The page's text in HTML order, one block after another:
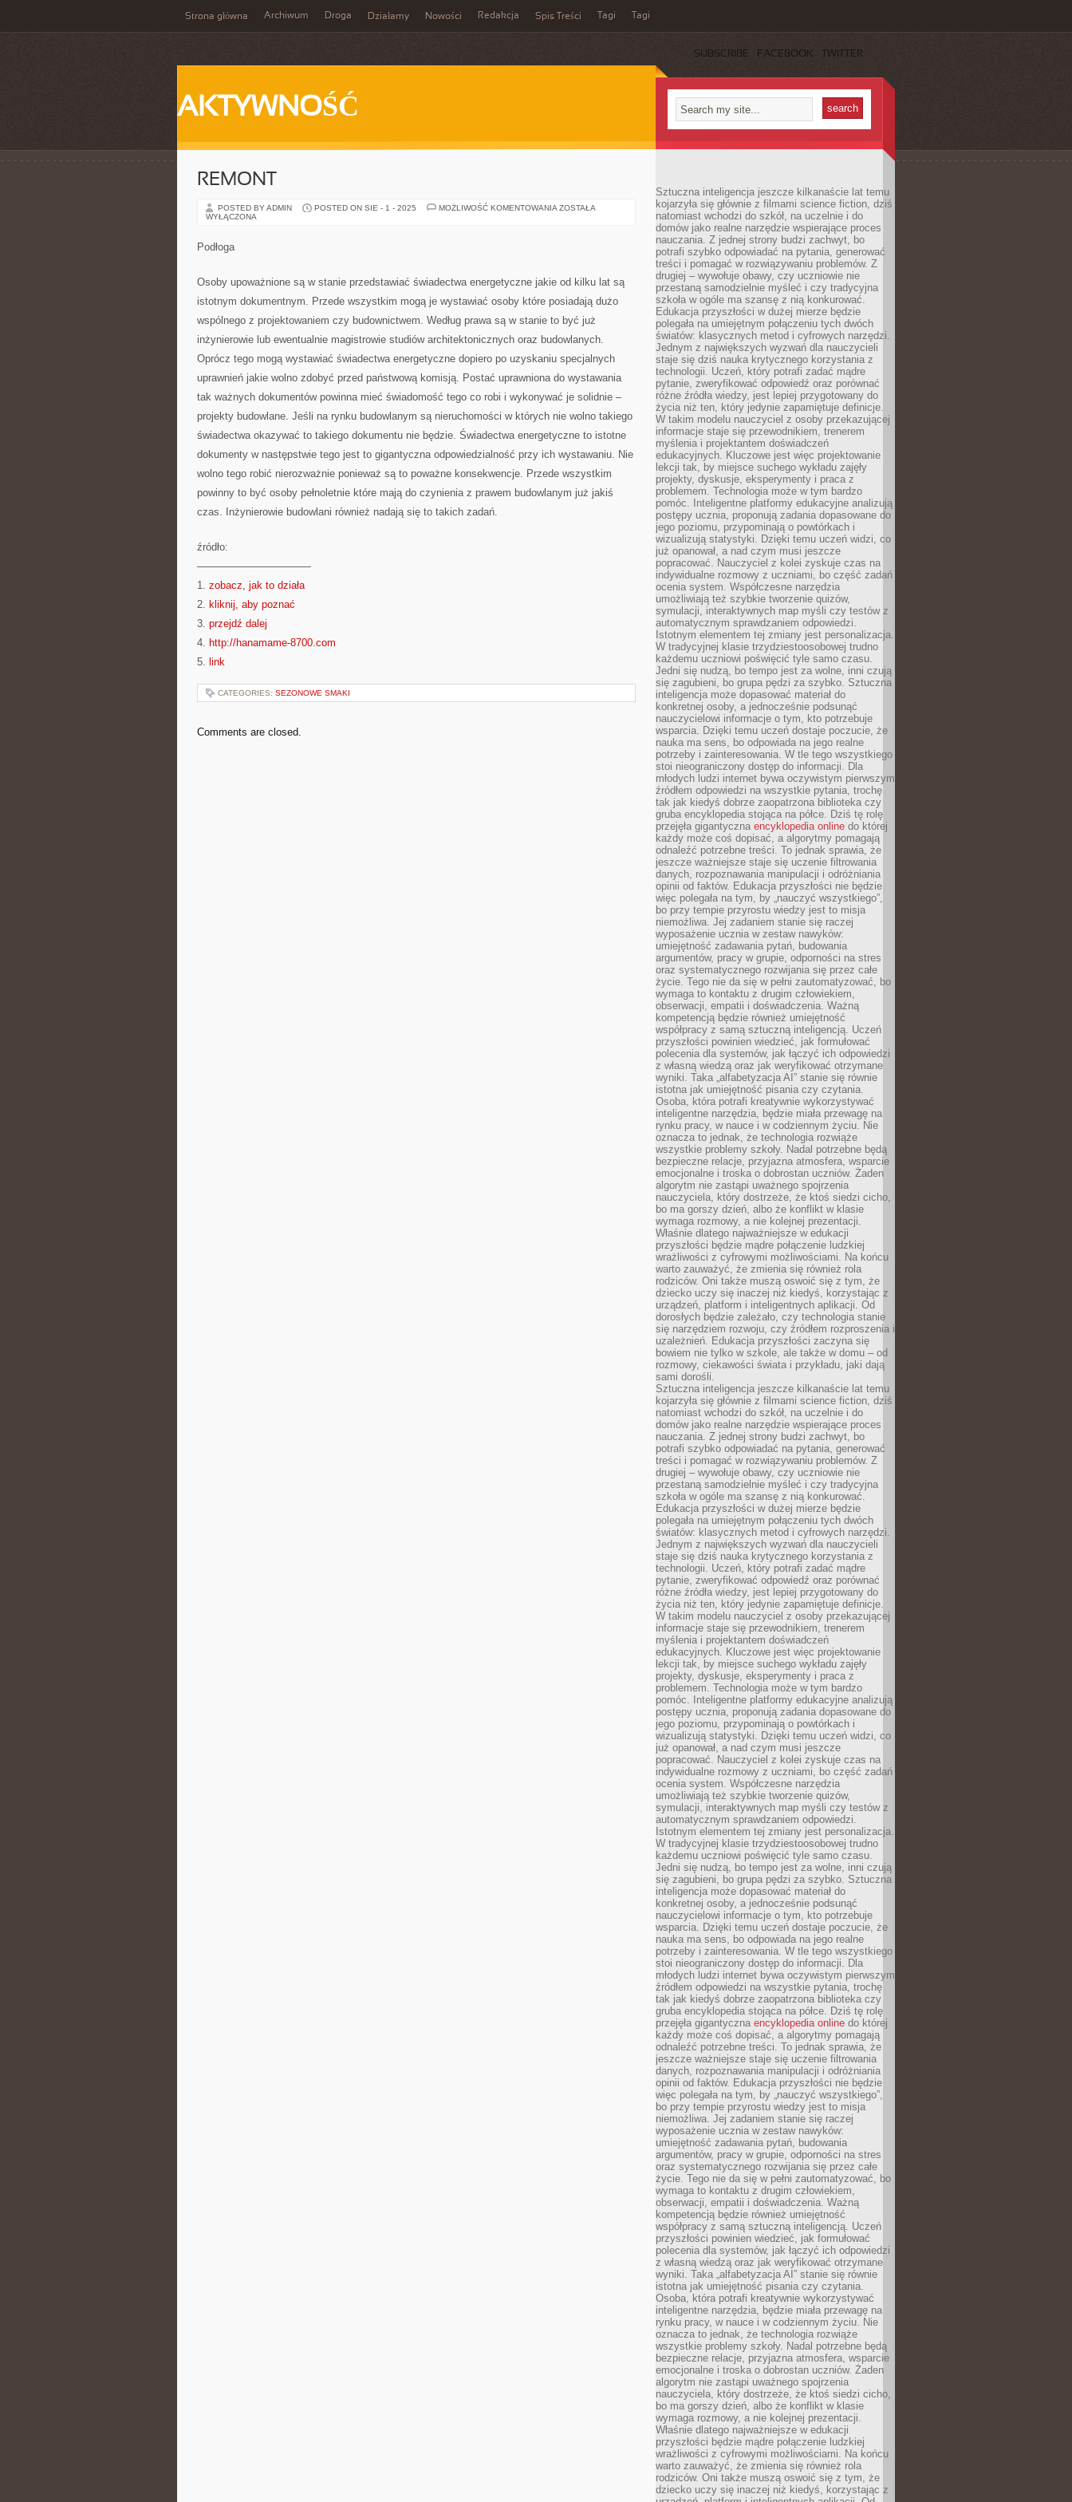
Strona główna Archiwum Droga Działamy Nowości Redakcja Spis Treści Tagi Tagi
SUBSCRIBE FACEBOOK TWITTER
AKTYWNOŚĆ
REMONT
POSTED BY ADMIN POSTED ON SIE - 1 - 2025 MOŻLIWOŚĆ KOMENTOWANIA REMONT
ZOSTAŁA
WYŁĄCZONA
Podłoga
Osoby upoważnione są w stanie przedstawiać świadectwa energetyczne jakie od kilku lat są
istotnym dokumentnym. Przede wszystkim mogą je wystawiać osoby które posiadają dużo
wspólnego z projektowaniem czy budownictwem. Według prawa są w stanie to być już
inżynierowie lub ewentualnie magistrowie studiów architektonicznych oraz budowlanych.
Oprócz tego mogą wystawiać świadectwa energetyczne dopiero po uzyskaniu specjalnych
uprawnień jakie wolno zdobyć przed państwową komisją. Postać uprawniona do wystawania
tak ważnych dokumentów powinna mieć świadomość tego co robi i wykonywać je solidnie –
projekty budowlane. Jeśli na rynku budowlanym są nieruchomości w których nie wolno takiego
świadectwa okazywać to takiego dokumentu nie będzie. Świadectwa energetyczne to istotne
dokumenty w następstwie tego jest to gigantyczna odpowiedzialność przy ich wystawaniu. Nie
wolno tego robić nierozważnie ponieważ są to poważne konsekwencje. Przede wszystkim
powinny to być osoby pełnoletnie które mają do czynienia z prawem budowlanym już jakiś
czas. Inżynierowie budowlani również nadają się to takich zadań.
źródło:
———————————
1. zobacz, jak to działa
2. kliknij, aby poznać
3. przejdź dalej
4. http://hanamame-8700.com
5. link
CATEGORIES: SEZONOWE SMAKI
Comments are closed.
Sztuczna inteligencja jeszcze kilkanaście lat temu
kojarzyła się głównie z filmami science fiction, dziś
natomiast wchodzi do szkół, na uczelnie i do
domów jako realne narzędzie wspierające proces
nauczania. Z jednej strony budzi zachwyt, bo
potrafi szybko odpowiadać na pytania, generować
treści i pomagać w rozwiązywaniu problemów. Z
drugiej – wywołuje obawy, czy uczniowie nie
przestaną samodzielnie myśleć i czy tradycyjna
szkoła w ogóle ma szansę z nią konkurować.
Edukacja przyszłości w dużej mierze będzie
polegała na umiejętnym połączeniu tych dwóch
światów: klasycznych metod i cyfrowych narzędzi.
Jednym z największych wyzwań dla nauczycieli
staje się dziś nauka krytycznego korzystania z
technologii. Uczeń, który potrafi zadać mądre
pytanie, zweryfikować odpowiedź oraz porównać
różne źródła wiedzy, jest lepiej przygotowany do
życia niż ten, który jedynie zapamiętuje definicje.
W takim modelu nauczyciel z osoby przekazującej
informacje staje się przewodnikiem, trenerem
myślenia i projektantem doświadczeń
edukacyjnych. Kluczowe jest więc projektowanie
lekcji tak, by miejsce suchego wykładu zajęły
projekty, dyskusje, eksperymenty i praca z
problemem. Technologia może w tym bardzo
pomóc. Inteligentne platformy edukacyjne analizują
postępy ucznia, proponują zadania dopasowane do
jego poziomu, przypominają o powtórkach i
wizualizują statystyki. Dzięki temu uczeń widzi, co
już opanował, a nad czym musi jeszcze
popracować. Nauczyciel z kolei zyskuje czas na
indywidualne rozmowy z uczniami, bo część zadań
ocenia system. Współczesne narzędzia
umożliwiają też szybkie tworzenie quizów,
symulacji, interaktywnych map myśli czy testów z
automatycznym sprawdzaniem odpowiedzi.
Istotnym elementem tej zmiany jest personalizacja.
W tradycyjnej klasie trzydziestoosobowej trudno
każdemu uczniowi poświęcić tyle samo czasu.
Jedni się nudzą, bo tempo jest za wolne, inni czują
się zagubieni, bo grupa pędzi za szybko. Sztuczna
inteligencja może dopasować materiał do
konkretnej osoby, a jednocześnie podsunąć
nauczycielowi informacje o tym, kto potrzebuje
wsparcia. Dzięki temu uczeń dostaje poczucie, że
nauka ma sens, bo odpowiada na jego realne
potrzeby i zainteresowania. W tle tego wszystkiego
stoi nieograniczony dostęp do informacji. Dla
młodych ludzi internet bywa oczywistym pierwszym
źródłem odpowiedzi na wszystkie pytania, trochę
tak jak kiedyś dobrze zaopatrzona biblioteka czy
gruba encyklopedia stojąca na półce. Dziś tę rolę
przejęła gigantyczna encyklopedia online do której
każdy może coś dopisać, a algorytmy pomagają
odnaleźć potrzebne treści. To jednak sprawia, że
jeszcze ważniejsze staje się uczenie filtrowania
danych, rozpoznawania manipulacji i odróżniania
opinii od faktów. Edukacja przyszłości nie będzie
więc polegała na tym, by „nauczyć wszystkiego”,
bo przy tempie przyrostu wiedzy jest to misja
niemożliwa. Jej zadaniem stanie się raczej
wyposażenie ucznia w zestaw nawyków:
umiejętność zadawania pytań, budowania
argumentów, pracy w grupie, odporności na stres
oraz systematycznego rozwijania się przez całe
życie. Tego nie da się w pełni zautomatyzować, bo
wymaga to kontaktu z drugim człowiekiem,
obserwacji, empatii i doświadczenia. Ważną
kompetencją będzie również umiejętność
współpracy z samą sztuczną inteligencją. Uczeń
przyszłości powinien wiedzieć, jak formułować
polecenia dla systemów, jak łączyć ich odpowiedzi
z własną wiedzą oraz jak weryfikować otrzymane
wyniki. Taka „alfabetyzacja AI” stanie się równie
istotna jak umiejętność pisania czy czytania.
Osoba, która potrafi kreatywnie wykorzystywać
inteligentne narzędzia, będzie miała przewagę na
rynku pracy, w nauce i w codziennym życiu. Nie
oznacza to jednak, że technologia rozwiąże
wszystkie problemy szkoły. Nadal potrzebne będą
bezpieczne relacje, przyjazna atmosfera, wsparcie
emocjonalne i troska o dobrostan uczniów. Żaden
algorytm nie zastąpi uważnego spojrzenia
nauczyciela, który dostrzeże, że ktoś siedzi cicho,
bo ma gorszy dzień, albo że konflikt w klasie
wymaga rozmowy, a nie kolejnej prezentacji.
Właśnie dlatego najważniejsze w edukacji
przyszłości będzie mądre połączenie ludzkiej
wrażliwości z cyfrowymi możliwościami. Na końcu
warto zauważyć, że zmienia się również rola
rodziców. Oni także muszą oswoić się z tym, że
dziecko uczy się inaczej niż kiedyś, korzystając z
urządzeń, platform i inteligentnych aplikacji. Od
dorosłych będzie zależało, czy technologia stanie
się narzędziem rozwoju, czy źródłem rozproszenia i
uzależnień. Edukacja przyszłości zaczyna się
bowiem nie tylko w szkole, ale także w domu – od
rozmowy, ciekawości świata i przykładu, jaki dają
sami dorośli.
Sztuczna inteligencja jeszcze kilkanaście lat temu
kojarzyła się głównie z filmami science fiction, dziś
natomiast wchodzi do szkół, na uczelnie i do
domów jako realne narzędzie wspierające proces
nauczania. Z jednej strony budzi zachwyt, bo
potrafi szybko odpowiadać na pytania, generować
treści i pomagać w rozwiązywaniu problemów. Z
drugiej – wywołuje obawy, czy uczniowie nie
przestaną samodzielnie myśleć i czy tradycyjna
szkoła w ogóle ma szansę z nią konkurować.
Edukacja przyszłości w dużej mierze będzie
polegała na umiejętnym połączeniu tych dwóch
światów: klasycznych metod i cyfrowych narzędzi.
Jednym z największych wyzwań dla nauczycieli
staje się dziś nauka krytycznego korzystania z
technologii. Uczeń, który potrafi zadać mądre
pytanie, zweryfikować odpowiedź oraz porównać
różne źródła wiedzy, jest lepiej przygotowany do
życia niż ten, który jedynie zapamiętuje definicje.
W takim modelu nauczyciel z osoby przekazującej
informacje staje się przewodnikiem, trenerem
myślenia i projektantem doświadczeń
edukacyjnych. Kluczowe jest więc projektowanie
lekcji tak, by miejsce suchego wykładu zajęły
projekty, dyskusje, eksperymenty i praca z
problemem. Technologia może w tym bardzo
pomóc. Inteligentne platformy edukacyjne analizują
postępy ucznia, proponują zadania dopasowane do
jego poziomu, przypominają o powtórkach i
wizualizują statystyki. Dzięki temu uczeń widzi, co
już opanował, a nad czym musi jeszcze
popracować. Nauczyciel z kolei zyskuje czas na
indywidualne rozmowy z uczniami, bo część zadań
ocenia system. Współczesne narzędzia
umożliwiają też szybkie tworzenie quizów,
symulacji, interaktywnych map myśli czy testów z
automatycznym sprawdzaniem odpowiedzi.
Istotnym elementem tej zmiany jest personalizacja.
W tradycyjnej klasie trzydziestoosobowej trudno
każdemu uczniowi poświęcić tyle samo czasu.
Jedni się nudzą, bo tempo jest za wolne, inni czują
się zagubieni, bo grupa pędzi za szybko. Sztuczna
inteligencja może dopasować materiał do
konkretnej osoby, a jednocześnie podsunąć
nauczycielowi informacje o tym, kto potrzebuje
wsparcia. Dzięki temu uczeń dostaje poczucie, że
nauka ma sens, bo odpowiada na jego realne
potrzeby i zainteresowania. W tle tego wszystkiego
stoi nieograniczony dostęp do informacji. Dla
młodych ludzi internet bywa oczywistym pierwszym
źródłem odpowiedzi na wszystkie pytania, trochę
tak jak kiedyś dobrze zaopatrzona biblioteka czy
gruba encyklopedia stojąca na półce. Dziś tę rolę
przejęła gigantyczna encyklopedia online do której
każdy może coś dopisać, a algorytmy pomagają
odnaleźć potrzebne treści. To jednak sprawia, że
jeszcze ważniejsze staje się uczenie filtrowania
danych, rozpoznawania manipulacji i odróżniania
opinii od faktów. Edukacja przyszłości nie będzie
więc polegała na tym, by „nauczyć wszystkiego”,
bo przy tempie przyrostu wiedzy jest to misja
niemożliwa. Jej zadaniem stanie się raczej
wyposażenie ucznia w zestaw nawyków:
umiejętność zadawania pytań, budowania
argumentów, pracy w grupie, odporności na stres
oraz systematycznego rozwijania się przez całe
życie. Tego nie da się w pełni zautomatyzować, bo
wymaga to kontaktu z drugim człowiekiem,
obserwacji, empatii i doświadczenia. Ważną
kompetencją będzie również umiejętność
współpracy z samą sztuczną inteligencją. Uczeń
przyszłości powinien wiedzieć, jak formułować
polecenia dla systemów, jak łączyć ich odpowiedzi
z własną wiedzą oraz jak weryfikować otrzymane
wyniki. Taka „alfabetyzacja AI” stanie się równie
istotna jak umiejętność pisania czy czytania.
Osoba, która potrafi kreatywnie wykorzystywać
inteligentne narzędzia, będzie miała przewagę na
rynku pracy, w nauce i w codziennym życiu. Nie
oznacza to jednak, że technologia rozwiąże
wszystkie problemy szkoły. Nadal potrzebne będą
bezpieczne relacje, przyjazna atmosfera, wsparcie
emocjonalne i troska o dobrostan uczniów. Żaden
algorytm nie zastąpi uważnego spojrzenia
nauczyciela, który dostrzeże, że ktoś siedzi cicho,
bo ma gorszy dzień, albo że konflikt w klasie
wymaga rozmowy, a nie kolejnej prezentacji.
Właśnie dlatego najważniejsze w edukacji
przyszłości będzie mądre połączenie ludzkiej
wrażliwości z cyfrowymi możliwościami. Na końcu
warto zauważyć, że zmienia się również rola
rodziców. Oni także muszą oswoić się z tym, że
dziecko uczy się inaczej niż kiedyś, korzystając z